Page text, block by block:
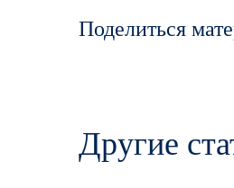
Поделиться
Другие